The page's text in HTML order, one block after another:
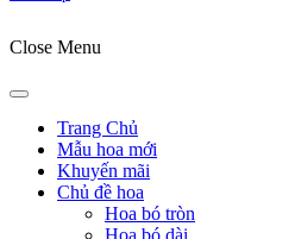
Close Menu
Trang Chủ
Mẫu hoa mới
Khuyến mãi
Chủ đề hoa
Hoa bó tròn